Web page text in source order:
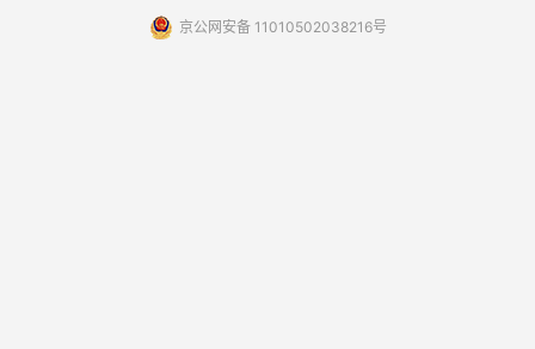
京公网安备 11010502038216号